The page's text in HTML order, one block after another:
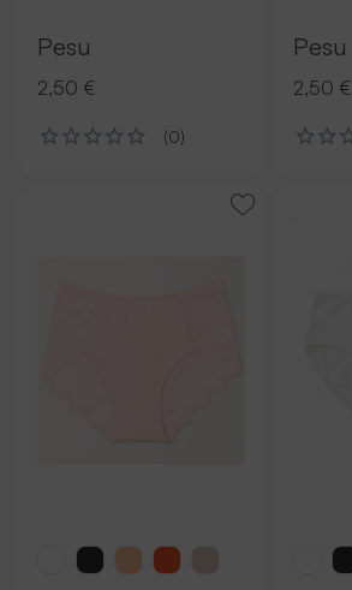
Pesu
2,50 €
(0)
Pesu
2,50 €